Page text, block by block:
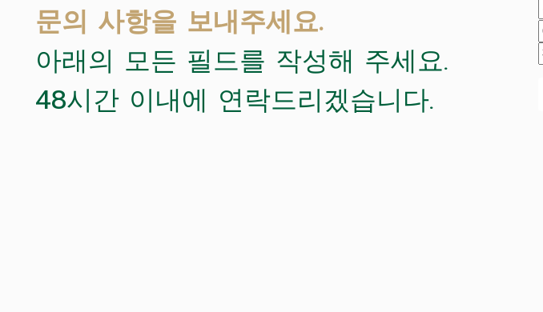
문의 사항을 보내주세요.
아래의 모든 필드를 작성해 주세요.
48시간 이내에 연락드리겠습니다.